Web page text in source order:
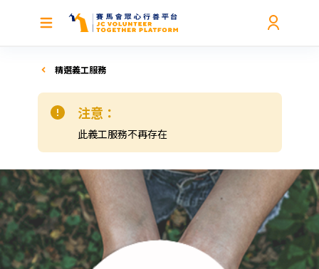
精選義工服務
注意：
此義工服務不再存在